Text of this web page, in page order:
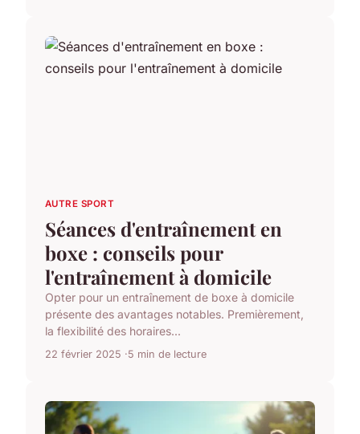
AUTRE SPORT
Séances d'entraînement en
boxe : conseils pour
l'entraînement à domicile
Opter pour un entraînement de boxe à domicile
présente des avantages notables. Premièrement,
la flexibilité des horaires...
22 février 2025 5 min de lecture